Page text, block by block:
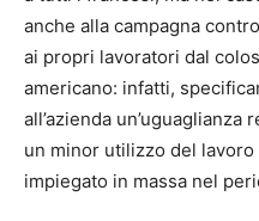
anche alla campagna
ai propri lavoratori dal
americano: infatti,
all’azienda
un minor utilizzo del
impiegato in massa nel